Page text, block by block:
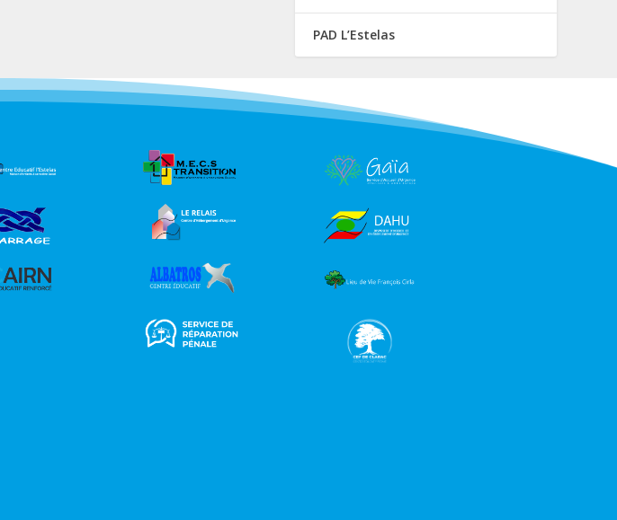
PAD L’Estelas